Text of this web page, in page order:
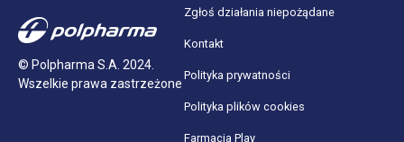
© Polpharma S.A. 2024.
Wszelkie prawa zastrzeżone
Zgłoś działania niepożądane
Kontakt
Polityka prywatności
Polityka plików cookies
Farmacja Play